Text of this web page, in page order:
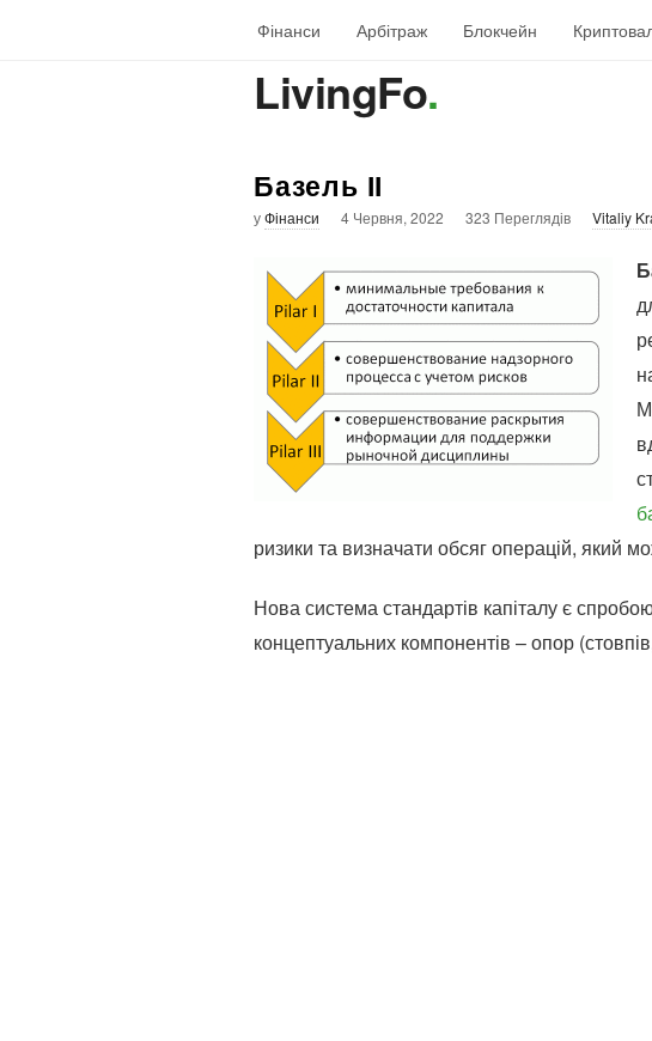
Фінанси Арбітраж Блокчейн
LivingFo.
Базель ІІ
уФінанси 4 Червня, 2022 323 Переглядів Vitaliy
ризики та визначати обсяг операцій, який
Нова система стандартів капіталу є
концептуальних компонентів – опор